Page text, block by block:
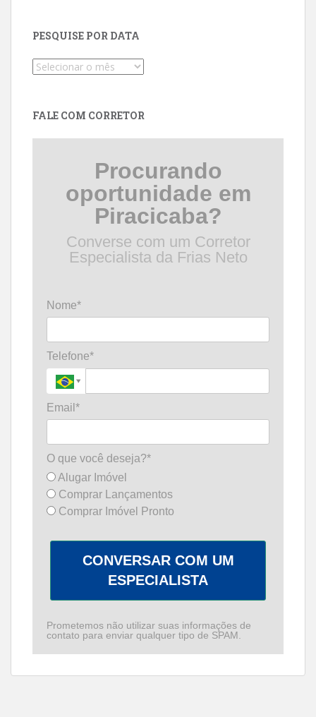
PESQUISE POR DATA
Pesquise
FALE COM CORRETOR
Procurando
oportunidade em
Piracicaba?
Converse com um Corretor
Especialista da Frias Neto
Nome*
Telefone*
Email*
O que você deseja?*
Alugar Imóvel
Comprar Lançamentos
Comprar Imóvel Pronto
CONVERSAR COM UM
ESPECIALISTA
Prometemos não utilizar suas informações de
contato para enviar qualquer tipo de SPAM.